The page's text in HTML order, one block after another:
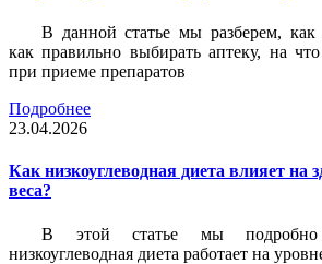
В данной статье мы разберем, как
как правильно выбирать аптеку, на
при приеме препаратов
Подробнее
23.04.2026
Как низкоуглеводная диета влияет на
веса?
В этой статье мы подробно
низкоуглеводная диета работает на